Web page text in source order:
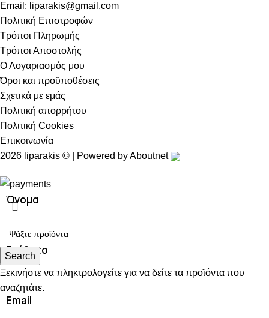
Email: liparakis@gmail.com
Πολιτική Επιστροφών
Τρόποι Πληρωμής
Τρόποι Αποστολής
Ο Λογαριασμός μου
Όροι και προϋποθέσεις
Σχετικά με εμάς
Πολιτική απορρήτου
Πολιτική Cookies
Επικοινωνία
2026 liparakis © | Powered byAboutnet
Search
Ξεκινήστε να πληκτρολογείτε για να δείτε τα προϊόντα που
αναζητάτε.
Όνομα
Επίθετο
Email